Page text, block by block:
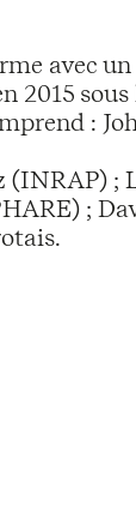
avec un
2015
:
;
;